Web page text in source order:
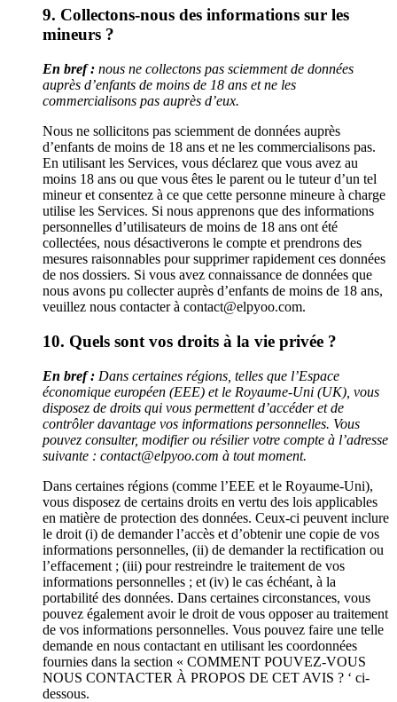
9. Collectons-nous des informations sur les
mineurs ?
En bref : nous ne collectons pas sciemment de données
auprès d’enfants de moins de 18 ans et ne les
commercialisons pas auprès d’eux.
Nous ne sollicitons pas sciemment de données auprès
d’enfants de moins de 18 ans et ne les commercialisons pas.
En utilisant les Services, vous déclarez que vous avez au
moins 18 ans ou que vous êtes le parent ou le tuteur d’un tel
mineur et consentez à ce que cette personne mineure à charge
utilise les Services. Si nous apprenons que des informations
personnelles d’utilisateurs de moins de 18 ans ont été
collectées, nous désactiverons le compte et prendrons des
mesures raisonnables pour supprimer rapidement ces données
de nos dossiers. Si vous avez connaissance de données que
nous avons pu collecter auprès d’enfants de moins de 18 ans,
veuillez nous contacter à contact@elpyoo.com.
10. Quels sont vos droits à la vie privée ?
En bref : Dans certaines régions, telles que l’Espace
économique européen (EEE) et le Royaume-Uni (UK), vous
disposez de droits qui vous permettent d’accéder et de
contrôler davantage vos informations personnelles. Vous
pouvez consulter, modifier ou résilier votre compte à l’adresse
suivante : contact@elpyoo.com à tout moment.
Dans certaines régions (comme l’EEE et le Royaume-Uni),
vous disposez de certains droits en vertu des lois applicables
en matière de protection des données. Ceux-ci peuvent inclure
le droit (i) de demander l’accès et d’obtenir une copie de vos
informations personnelles, (ii) de demander la rectification ou
l’effacement ; (iii) pour restreindre le traitement de vos
informations personnelles ; et (iv) le cas échéant, à la
portabilité des données. Dans certaines circonstances, vous
pouvez également avoir le droit de vous opposer au traitement
de vos informations personnelles. Vous pouvez faire une telle
demande en nous contactant en utilisant les coordonnées
fournies dans la section « COMMENT POUVEZ-VOUS
NOUS CONTACTER À PROPOS DE CET AVIS ? ‘ ci-
dessous.